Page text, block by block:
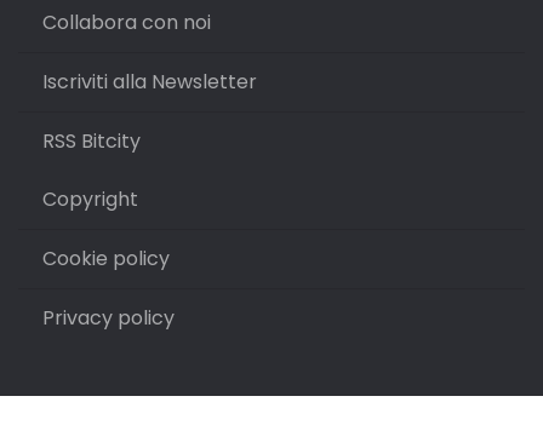
Collabora con noi
Iscriviti alla Newsletter
RSS Bitcity
Copyright
Cookie policy
Privacy policy